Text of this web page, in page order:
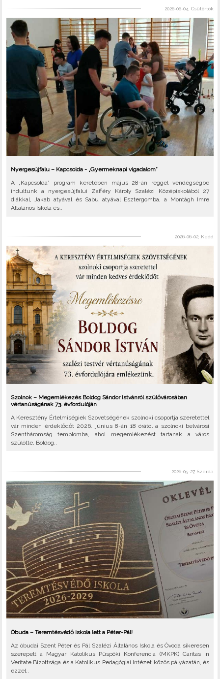
2026-06-04, Csütörtök
Nyergesújfalu – Kapcsolda - „Gyermeknapi vigadalom”
A „Kapcsolda” program keretében május 28-án reggel vendégségbe
indultunk a nyergesújfalui Zafféry Károly Szalézi Középiskolából 27
diákkal, Jakab atyával és Sabu atyával Esztergomba, a Montágh Imre
Általános Iskola és..
2026-06-02, Kedd
Szolnok – Megemlékezés Boldog Sándor Istvánról szülővárosában
vértanúságának 73. évfordulóján
A Keresztény Értelmiségiek Szövetségének szolnoki csoportja szeretettel
vár minden érdeklődőt 2026. június 8-án 18 órától a szolnoki belvárosi
Szentháromság templomba, ahol megemlékezést tartanak a város
szülötte, Boldog..
2026-05-27, Szerda
Óbuda – Teremtésvédő iskola lett a Péter-Pál!
Az óbudai Szent Péter és Pál Szalézi Általános Iskola és Óvoda sikeresen
szerepelt a Magyar Katolikus Püspöki Konferencia (MKPK) Caritas in
Veritate Bizottsága és a Katolikus Pedagógiai Intézet közös pályázatán, és
ezzel..